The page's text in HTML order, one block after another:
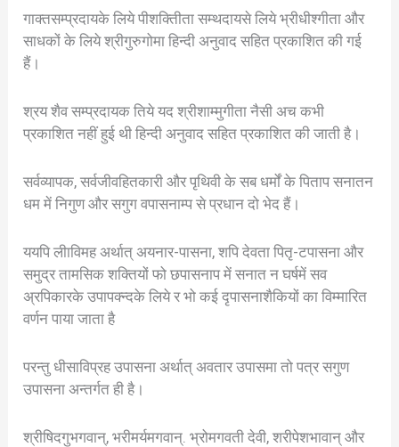
गाक्तसम्प्रदायके लिये पीशक्तिीता सम्थदायसे लिये भ्रीधीश्गीता और
साधकों के लिये श्रीगुरुगोमा हिन्दी अनुवाद सहित प्रकाशित की गई
हैं।
श्रय शैव सम्प्रदायक तिये यद श्रीशाम्मुगीता नैसी अच कभी
प्रकाशित नहीं हुई थी हिन्दी अनुवाद सहित प्रकाशित की जाती है।
सर्वव्यापक, सर्वजीवहितकारी और पृथिवी के सब धर्मों के पिताप सनातन
धम में निगुण और सगुग वपासनाम्प से प्रधान दो भेद हैं।
ययपि लीाविमह अर्थात् अयनार-पासना, शपि देवता पितृ-टपासना और
समुद्र तामसिक शक्तियों फो छपासनाप में सनात न घर्षमें सव
अ्रपिकारके उपापक्न्दके लिये र भो कई दृपासनाशैकियों का विम्मारित
वर्णन पाया जाता है
परन्तु धीसाविप्रह उपासना अर्थात् अवतार उपासमा तो पत्र सगुण
उपासना अन्तर्गत ही है।
श्रीषिदगुभगवान्, भरीमर्यमगवान्. भ्रोमगवती देवी, शरीपेशभावान् और